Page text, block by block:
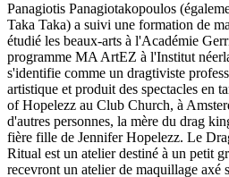
Panagiotis Panagiotakopoulos
Taka Taka) a suivi une formation de
étudié les beaux-arts à l'Académie
programme MA ArtEZ à l'Institut
s'identifie comme un dragtiviste
artistique et produit des spectacles en
of Hopelezz au Club Church, à
d'autres personnes, la mère du drag
fière fille de Jennifer Hopelezz. Le
Ritual est un atelier destiné à un petit
recevront un atelier de maquillage axé